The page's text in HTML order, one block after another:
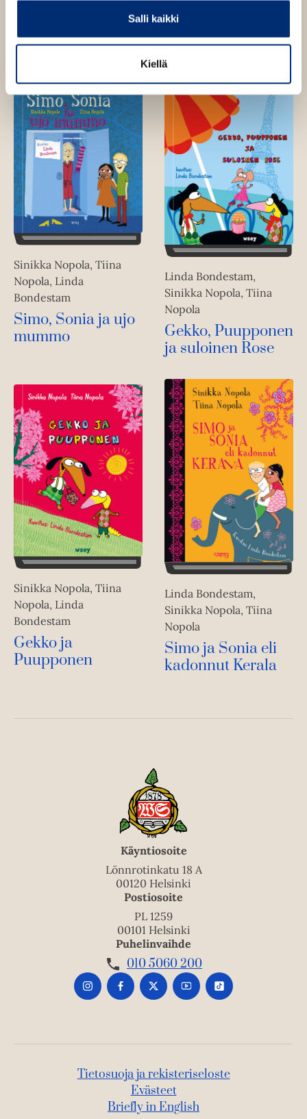
Salli kaikki
Kiellä
Sinikka Nopola, Tiina
Nopola, Linda
Bondestam
Simo, Sonia ja ujo
mummo
Linda Bondestam,
Sinikka Nopola, Tiina
Nopola
Gekko, Puupponen
ja suloinen Rose
Sinikka Nopola, Tiina
Nopola, Linda
Bondestam
Gekko ja
Puupponen
Linda Bondestam,
Sinikka Nopola, Tiina
Nopola
Simo ja Sonia eli
kadonnut Kerala
Käyntiosoite
Lönnrotinkatu 18 A
00120 Helsinki
Postiosoite
PL 1259
00101 Helsinki
Puhelinvaihde
010 5060 200
Tietosuoja ja rekisteriseloste
Evästeet
Briefly in English